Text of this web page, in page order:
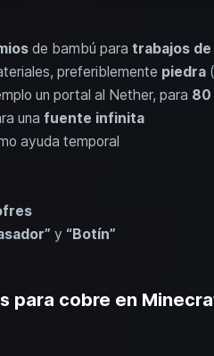
de bambú para trabajos
preferiblemente piedra
un portal al Nether, para 80
una fuente infinita
ayuda temporal
y “Botín”
para cobre en